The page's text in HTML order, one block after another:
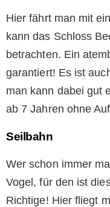
Hier fährt man mit
kann das Schloss
betrachten. Ein
garantiert! Es ist
man kann dabei gut
ab 7 Jahren ohne
Seilbahn
Wer schon immer
Vogel, für den ist
Richtige! Hier fliegt